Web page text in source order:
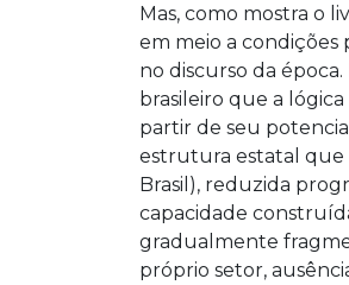
Mas, como mostra o
em meio a condições
no discurso da
brasileiro que a
partir de seu
estrutura estatal que
Brasil), reduzida
capacidade
gradualmente
próprio setor,